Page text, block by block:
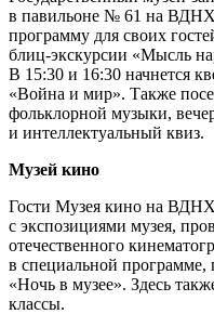
в павильоне № 61 на
программу для своих
блиц-экскурсии «Мысль
В 15:30 и 16:30 начнется
«Война и мир». Также
фольклорной музыки,
и интеллектуальный квиз.
Музей кино
Гости Музея кино на ВДНХ
с экспозициями музея,
отечественного
в специальной
«Ночь в музее». Здесь
классы.